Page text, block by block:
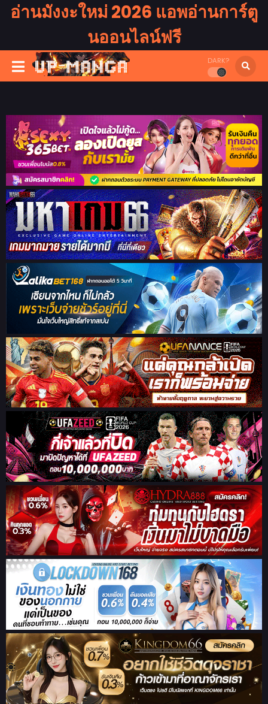
อ่านมังงะใหม่ 2026 แอพอ่านการ์ตู
นออนไลน์ฟรี
DARK?